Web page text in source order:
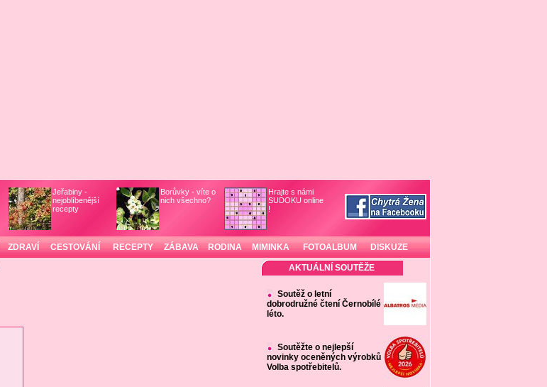
Jeřabiny -
nejoblíbenější
recepty
Borůvky - víte o
nich všechno?
Hrajte s námi
SUDOKU online
!
ZDRAVÍ CESTOVÁNÍ RECEPTY ZÁBAVA RODINA MIMINKA FOTOALBUM DISKUZE
AKTUÁLNÍ SOUTĚŽE
Soutěž o letní
dobrodružné čtení Černobílé
léto.
Soutěžte o nejlepší
novinky oceněných výrobků
Volba spotřebitelů.